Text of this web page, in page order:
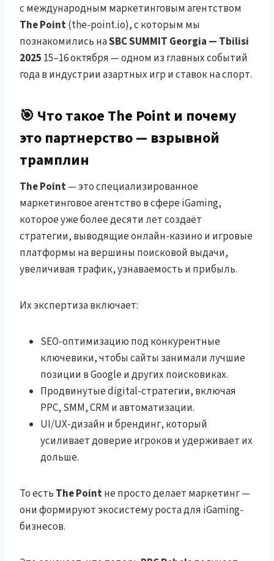
с международным маркетинговым агентством
The Point(the-point.io), с которым мы
познакомились наSBC SUMMIT Georgia — Tbilisi
2025 15–16 октября — одном из главных событий
года в индустрии азартных игр и ставок на спорт.
🎯 Что такое The Point и почему
это партнерство — взрывной
трамплин
The Point— это специализированное
маркетинговое агентство в сфере iGaming,
которое уже более десяти лет создаёт
стратегии, выводящие онлайн-казино и игровые
платформы на вершины поисковой выдачи,
увеличивая трафик, узнаваемость и прибыль.
Их экспертиза включает:
SEO-оптимизацию под конкурентные
ключевики, чтобы сайты занимали лучшие
позиции в Google и других поисковиках.
Продвинутые digital-стратегии, включая
PPC, SMM, CRM и автоматизации.
UI/UX-дизайн и брендинг, который
усиливает доверие игроков и удерживает их
дольше.
То есть The Pointне просто делает маркетинг —
они формируют экосистему роста для iGaming-
бизнесов.